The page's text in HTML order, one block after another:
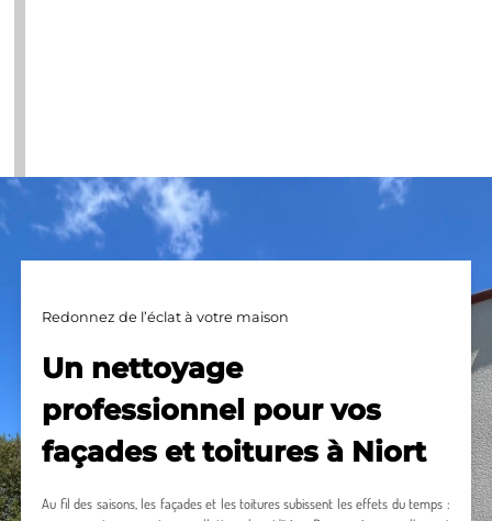
Redonnez de l’éclat à votre maison
Un nettoyage
professionnel pour vos
façades et toitures à Niort
Au fil des saisons, les façades et les toitures subissent les effets du temps :